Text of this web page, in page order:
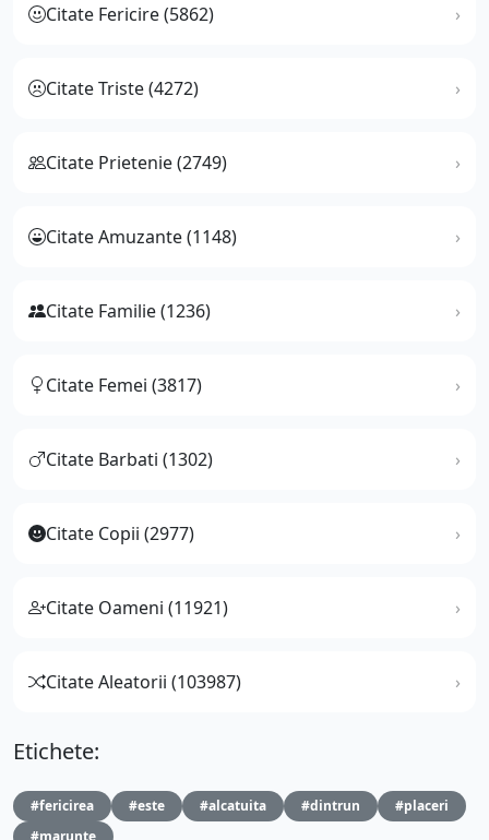
Citate Fericire (5862)
Citate Triste (4272)
Citate Prietenie (2749)
Citate Amuzante (1148)
Citate Familie (1236)
Citate Femei (3817)
Citate Barbati (1302)
Citate Copii (2977)
Citate Oameni (11921)
Citate Aleatorii (103987)
Etichete:
#fericirea #este #alcatuita #dintrun
#placeri
#marunte